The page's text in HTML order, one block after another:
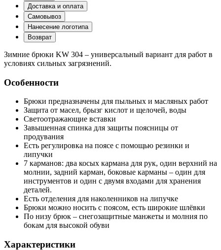
Доставка и оплата
Самовывоз
Нанесение логотипа
Возврат
Зимние брюки KW 304 – универсальный вариант для работ в
условиях сильных загрязнений.
Особенности
Брюки предназначены для пыльных и масляных работ
Защита от масел, брызг кислот и щелочей, воды
Светоотражающие вставки
Завышенная спинка для защиты поясницы от
продувания
Есть регулировка на поясе с помощью резинки и
липучки
7 карманов: два косых кармана для рук, один верхний на
молнии, задний карман, боковые карманы – один для
инструментов и один с двумя входами для хранения
деталей.
Есть отделения для наколенников на липучке
Брюки можно носить с поясом, есть широкие шлёвки
По низу брюк – снегозащитные манжеты и молния по
бокам для высокой обуви
Характеристики